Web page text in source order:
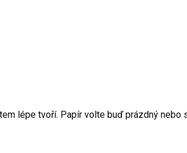
lépe tvoří. Papír volte buď prázdný nebo